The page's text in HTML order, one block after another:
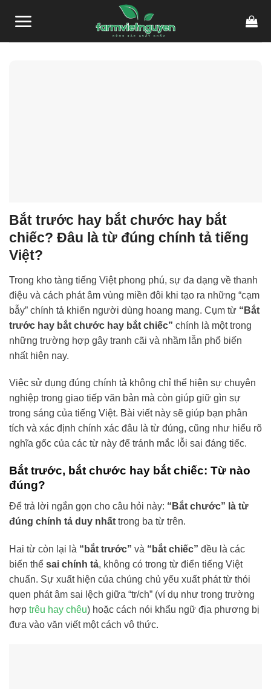
Bắt trước hay bắt chước hay bắt
chiếc? Đâu là từ đúng chính tả tiếng
Việt?
Trong kho tàng tiếng Việt phong phú, sự đa dạng về thanh
điệu và cách phát âm vùng miền đôi khi tạo ra những “cạm
bẫy” chính tả khiến người dùng hoang mang. Cụm từ “Bắt
trước hay bắt chước hay bắt chiếc” chính là một trong
những trường hợp gây tranh cãi và nhầm lẫn phổ biến
nhất hiện nay.
Việc sử dụng đúng chính tả không chỉ thể hiện sự chuyên
nghiệp trong giao tiếp văn bản mà còn giúp giữ gìn sự
trong sáng của tiếng Việt. Bài viết này sẽ giúp bạn phân
tích và xác định chính xác đâu là từ đúng, cũng như hiểu rõ
nghĩa gốc của các từ này để tránh mắc lỗi sai đáng tiếc.
Bắt trước, bắt chước hay bắt chiếc: Từ nào
đúng?
Để trả lời ngắn gọn cho câu hỏi này: “Bắt chước” là từ
đúng chính tả duy nhất trong ba từ trên.
Hai từ còn lại là “bắt trước” và “bắt chiếc” đều là các
biến thể sai chính tả, không có trong từ điển tiếng Việt
chuẩn. Sự xuất hiện của chúng chủ yếu xuất phát từ thói
quen phát âm sai lệch giữa “tr/ch” (ví dụ như trong trường
hợp trêu hay chêu) hoặc cách nói khẩu ngữ địa phương bị
đưa vào văn viết một cách vô thức.